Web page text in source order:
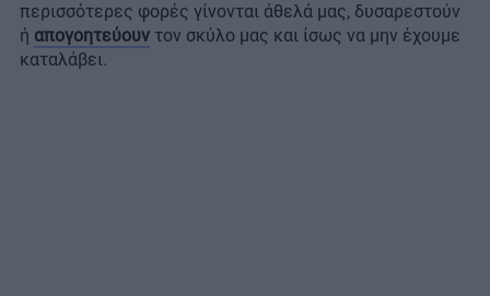
περισσότερες φορές γίνονται άθελά μας, δυσαρεστούν
ή απογοητεύουν τον σκύλο μας και ίσως να μην έχουμε
καταλάβει.